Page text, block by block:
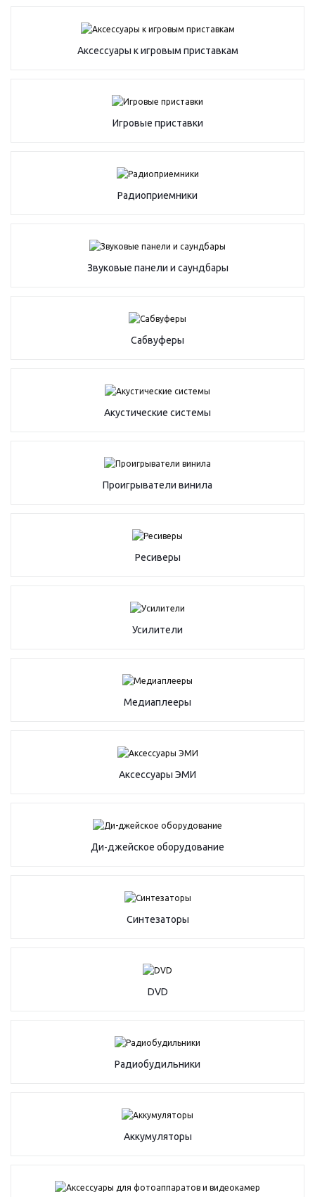
Аксессуары к игровым приставкам
Игровые приставки
Радиоприемники
Звуковые панели и саундбары
Сабвуферы
Акустические системы
Проигрыватели винила
Ресиверы
Усилители
Медиаплееры
Аксессуары ЭМИ
Ди-джейское оборудование
Синтезаторы
DVD
Радиобудильники
Аккумуляторы